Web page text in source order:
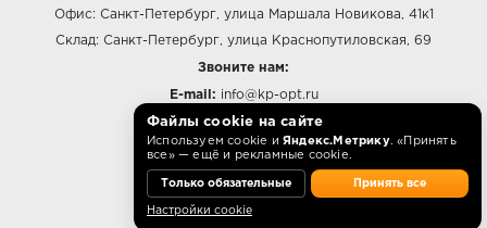
Офис: Санкт-Петербург, улица Маршала Новикова, 41к1
Склад: Санкт-Петербург, улица Краснопутиловская, 69
Звоните нам:
E-mail: info@kp-opt.ru
Режим работы
10:00 - 18:00 пн-пт.
Файлы cookie на сайте
Используем cookie и Яндекс.Метрику. «Принять
все» — ещё и рекламные cookie.
Только обязательные Принять все
Настройки cookie